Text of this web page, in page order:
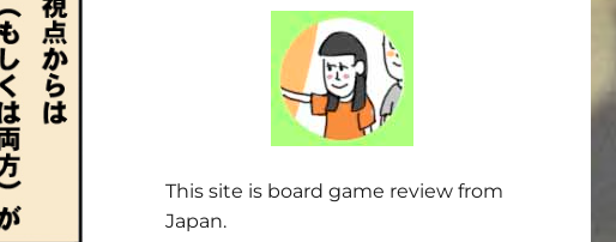
This site is board game review from
Japan.